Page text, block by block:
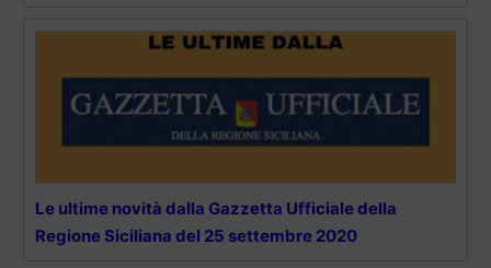
Le ultime novità dalla Gazzetta Ufficiale della
Regione Siciliana del 25 settembre 2020